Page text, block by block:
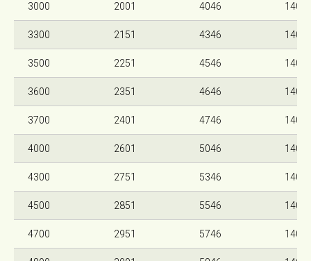
3000 2001 4046 140
3300 2151 4346 140
3500 2251 4546 140
3600 2351 4646 140
3700 2401 4746 140
4000 2601 5046 140
4300 2751 5346 140
4500 2851 5546 140
4700 2951 5746 140